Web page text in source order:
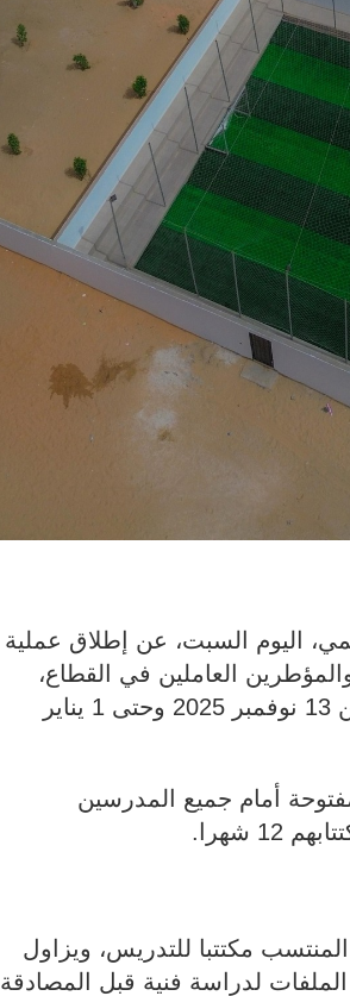
اليوم السبت، عن إطلاق عملية
العاملين في القطاع،
وذلك عبر منصة كشف الرواتب، ابتداء من 13 نوفمبر 2025 وحتى 1 يناير
أمام جميع المدرسين
شهرا.
مكتتبا للتدريس، ويزاول
لدراسة فنية قبل المصادقة